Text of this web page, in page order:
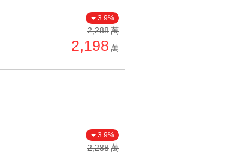
刷新時間舊 → 新
月熱門度高 → 低
3.9%
2,288萬
2,198 萬
3.9%
2,288萬